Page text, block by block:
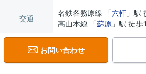
交通
名鉄各務原線 「六軒 」駅
高山本線 「蘇原 」駅 徒歩
お問い合わせ